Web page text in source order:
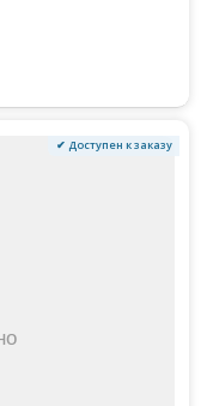
✔ Доступен к заказу